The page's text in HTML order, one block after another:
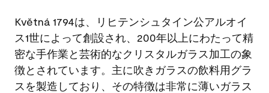
Květná 1794は、リヒテンシュタイン公アルオイ
ス1世によって創設され、200年以上にわたって精
密な手作業と芸術的なクリスタルガラス加工の象
徴とされています。主に吹きガラスの飲料用グラ
スを製造しており、その特徴は非常に薄いガラス